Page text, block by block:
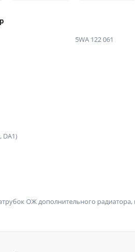
5WA 122 061
DA1)
ОЖ дополнительного радиатора,